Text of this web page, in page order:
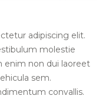
adipiscing elit.
molestie
enim non dui laoreet
sem.
convallis.